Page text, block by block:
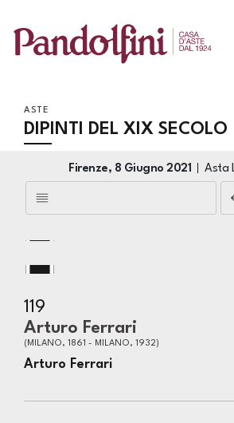
ASTE
DIPINTI DEL XIX SECOLO
Firenze, 8 Giugno 2021 Asta
119
Arturo Ferrari
(MILANO, 1861 - MILANO, 1932)
Arturo Ferrari